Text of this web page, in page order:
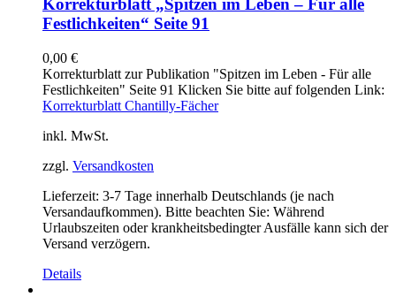
Korrekturblatt „Spitzen im Leben – Für alle
Festlichkeiten“ Seite 91
0,00 €
Korrekturblatt zur Publikation "Spitzen im Leben - Für alle
Festlichkeiten" Seite 91 Klicken Sie bitte auf folgenden Link:
Korrekturblatt Chantilly-Fächer
inkl. MwSt.
zzgl. Versandkosten
Lieferzeit: 3-7 Tage innerhalb Deutschlands (je nach
Versandaufkommen). Bitte beachten Sie: Während
Urlaubszeiten oder krankheitsbedingter Ausfälle kann sich der
Versand verzögern.
Details